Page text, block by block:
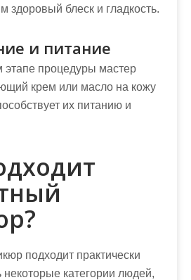
здоровый блеск и гладкость.
и питание
процедуры мастер
крем или масло на кожу
их питанию и
подходит практически
некоторые категории людей,